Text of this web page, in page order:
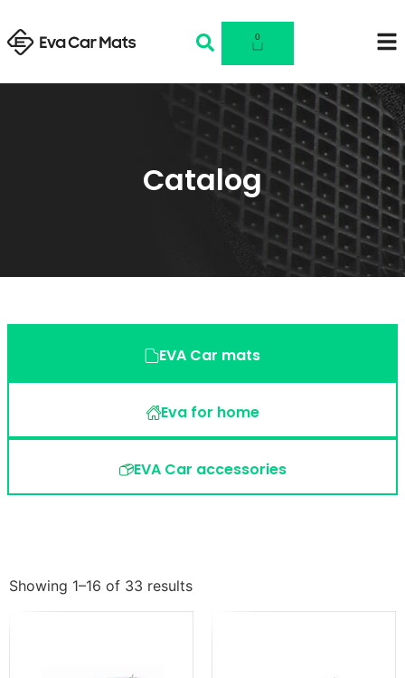
0
Catalog
EVA Car mats
Eva for home
EVA Car accessories
Showing 1–16 of 33 results